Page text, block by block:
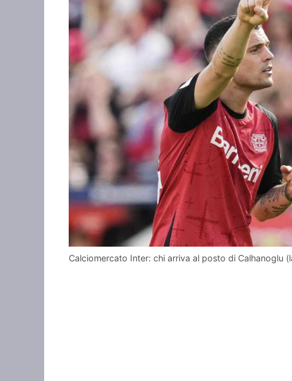
Calciomercato Inter: chi arriva al posto di Calhanoglu